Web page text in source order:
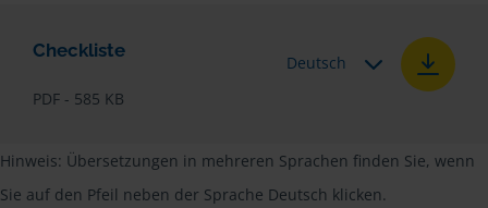
Checkliste
PDF - 585 KB
Deutsch
Hinweis: Übersetzungen in mehreren Sprachen finden Sie, wenn
Sie auf den Pfeil neben der Sprache Deutsch klicken.